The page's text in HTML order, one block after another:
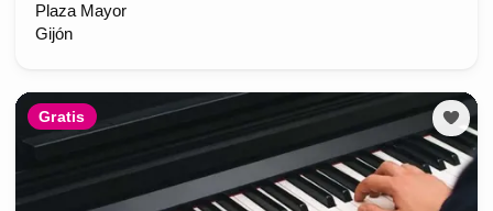
Plaza Mayor
Gijón
Gratis